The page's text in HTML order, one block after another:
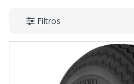
Filtros